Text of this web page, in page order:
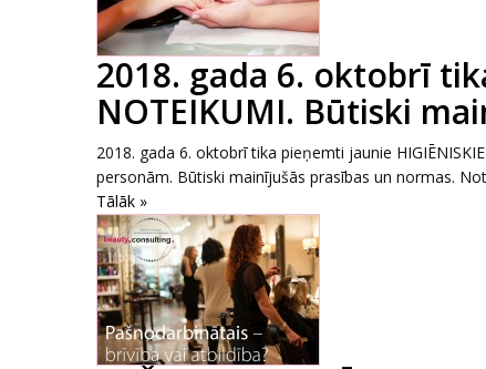
2018. gada 6. oktobrī
NOTEIKUMI. Būtiski
2018. gada 6. oktobrī tika pieņemti jaunie
personām. Būtiski mainījušās prasības un normas.
Tālāk »